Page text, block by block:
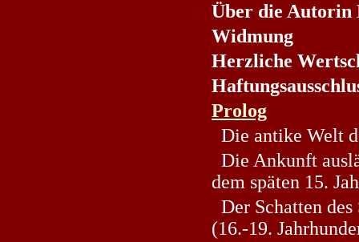
Über die Autorin
Widmung
Herzliche
Prolog
Die antike Welt
Die Ankunft
dem späten 15.
Der Schatten
(16.-19.